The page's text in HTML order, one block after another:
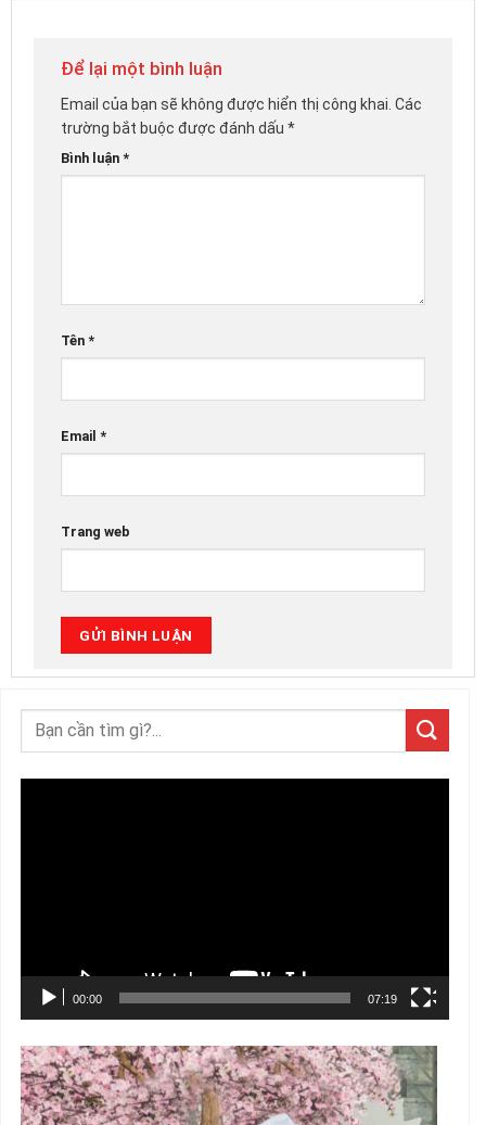
Để lại một bình luận
Email của bạn sẽ không được hiển thị công khai. Các
trường bắt buộc được đánh dấu *
Bình luận *
Tên *
Email *
Trang web
00:00 07:19